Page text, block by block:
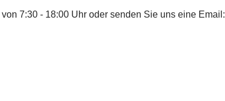
von 7:30 - 18:00 Uhr oder senden Sie uns eine Email: